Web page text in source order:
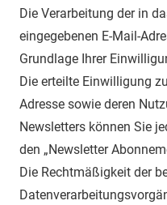
Die Verarbeitung der in
eingegebenen E-Mail-
Grundlage Ihrer
Die erteilte Einwilligung
Adresse sowie deren
Newsletters können Sie
den „Newsletter
Die Rechtmäßigkeit der